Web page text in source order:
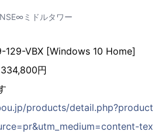
ミドルタワー
129-VBX [Windows 10 Home]
円
products/detail.php?product
tex